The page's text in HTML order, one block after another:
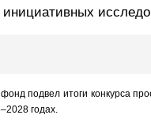
инициативных
подвел итоги конкурса
годах.